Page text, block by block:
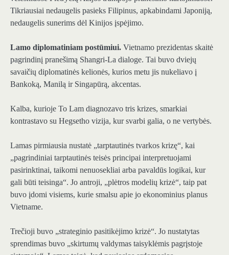
Tikriausiai nedaugelis pasieks Filipinus, apkabindami Japoniją,
nedaugelis sunerims dėl Kinijos įspėjimo.
Lamo diplomatiniam postūmiui. Vietnamo prezidentas skaitė
pagrindinį pranešimą Shangri-La dialoge. Tai buvo dviejų
savaičių diplomatinės kelionės, kurios metu jis nukeliavo į
Bankoką, Manilą ir Singapūrą, akcentas.
Kalba, kurioje To Lam diagnozavo tris krizes, smarkiai
kontrastavo su Hegsetho vizija, kur svarbi galia, o ne vertybės.
Lamas pirmiausia nustatė „tarptautinės tvarkos krizę“, kai
„pagrindiniai tarptautinės teisės principai interpretuojami
pasirinktinai, taikomi nenuosekliai arba pavaldūs logikai, kur
gali būti teisinga“. Jo antroji, „plėtros modelių krizė“, taip pat
buvo įdomi visiems, kurie smalsu apie jo ekonominius planus
Vietname.
Trečioji buvo „strateginio pasitikėjimo krizė“. Jo nustatytas
sprendimas buvo „skirtumų valdymas taisyklėmis pagrįstoje